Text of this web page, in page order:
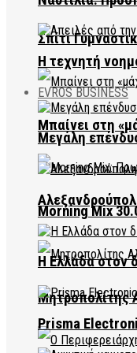
Σπίτι
Μπαίνει στη
Morning Mix
Μητροπολίτης
Η τεχνητή
EVROS BUSINESS
Μεγάλη
Η Ελλάδα στον
Prisma